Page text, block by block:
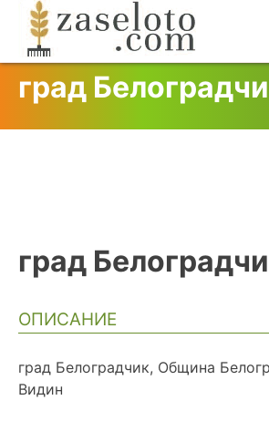
content
град
град
ОПИСАНИЕ
град Белоградчик, Община
Видин